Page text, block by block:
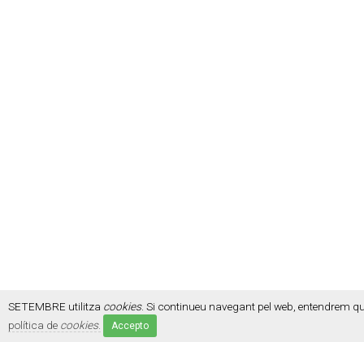
SETEMBRE utilitza cookies. Si continueu navegant pel web, entendrem
política de cookies. Accepto